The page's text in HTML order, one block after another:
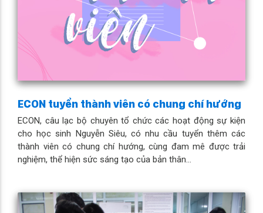
ECON tuyển thành viên có chung chí hướng
ECON, câu lạc bộ chuyên tổ chức các hoạt động sự kiện
cho học sinh Nguyễn Siêu, có nhu cầu tuyển thêm các
thành viên có chung chí hướng, cùng đam mê được trải
nghiệm, thể hiện sức sáng tạo của bản thân...